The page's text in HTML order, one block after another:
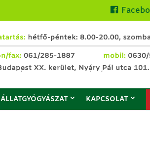
ÁLLATGYÓGYÁSZAT KAPCSOLAT